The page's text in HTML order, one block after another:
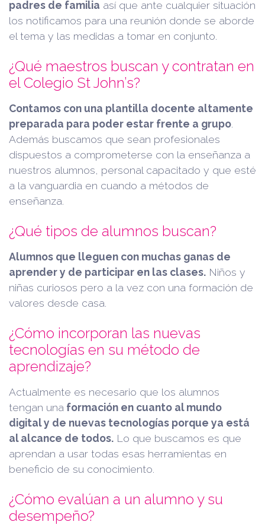
padres de familia así que ante cualquier situación
los notificamos para una reunión donde se aborde
el tema y las medidas a tomar en conjunto.
¿Qué maestros buscan y contratan en
el Colegio St John’s?
Contamos con una plantilla docente altamente
preparada para poder estar frente a grupo
Además buscamos que sean profesionales
dispuestos a comprometerse con la enseñanza a
nuestros alumnos, personal capacitado y que esté
a la vanguardia en cuando a métodos de
enseñanza.
¿Qué tipos de alumnos buscan?
Alumnos que lleguen con muchas ganas de
aprender y de participar en las clases. Niños y
niñas curiosos pero a la vez con una formación de
valores desde casa.
¿Cómo incorporan las nuevas
tecnologías en su método de
aprendizaje?
Actualmente es necesario que los alumnos
tengan una formación en cuanto al mundo
digital y de nuevas tecnologías porque ya está
al alcance de todos. Lo que buscamos es que
aprendan a usar todas esas herramientas en
beneficio de su conocimiento.
¿Cómo evalúan a un alumno y su
desempeño?